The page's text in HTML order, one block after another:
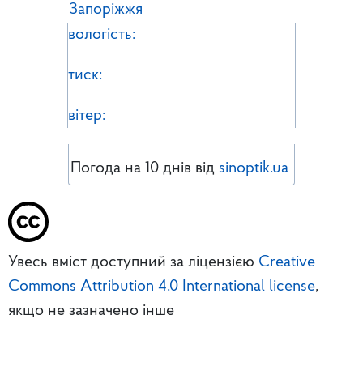
Запоріжжя
вологість:
тиск:
вітер:
Погода на 10 днів від sinoptik.ua
Увесь вміст доступний за ліцензією Creative
Commons Attribution 4.0 International license,
якщо не зазначено інше